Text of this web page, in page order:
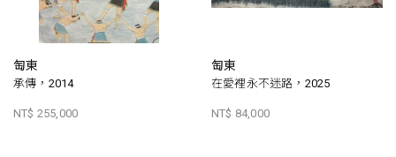
匋東
承傳，2014
NT$ 255,000
匋東
在愛裡永不迷路，2025
NT$ 84,000